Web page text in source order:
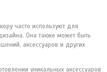
часто используют для
Она также может быть
аксессуаров и других
уникальных аксессуаров